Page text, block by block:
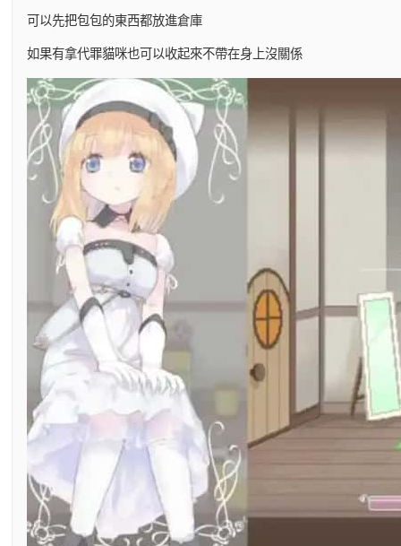
可以先把包包的東西都放進倉庫
如果有拿代罪貓咪也可以收起來不帶在身上沒關係